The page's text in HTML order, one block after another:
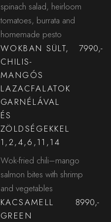
spinach salad, heirloom
tomatoes, burrata and
homemade pesto
WOKBAN SÜLT,
CHILIS-
MANGÓS
LAZACFALATOK
GARNÉLÁVAL
ÉS
ZÖLDSÉGEKKEL
1,2,4,6,11,14
7990,-
Wok-fried chili–mango
salmon bites with shrimp
and vegetables
KACSAMELL
GREEN
8990,-